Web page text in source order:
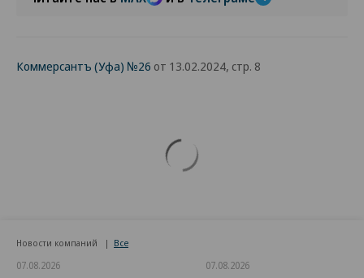
Коммерсантъ (Уфа) №26 от 13.02.2024, стр. 8
Новости компаний Все
07.08.2026 07.08.2026